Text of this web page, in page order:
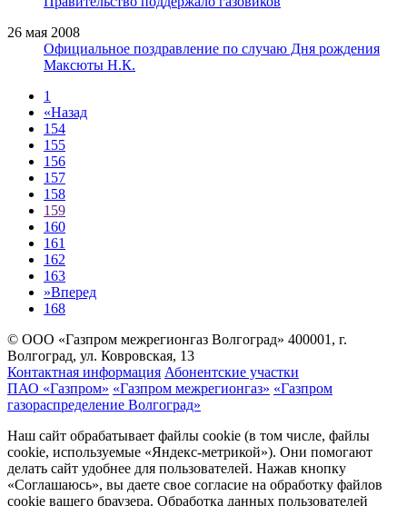
26 мая 2008
Официальное поздравление по случаю Дня рождения
Максюты Н.К.
1
«Назад
154
155
156
157
158
159
160
161
162
163
»Вперед
168
© ООО «Газпром межрегионгаз Волгоград» 400001, г.
Волгоград, ул. Ковровская, 13
Контактная информация Абонентские участки
ПАО «Газпром» «Газпром межрегионгаз» «Газпром
газораспределение Волгоград»
Наш сайт обрабатывает файлы cookie (в том числе, файлы
cookie, используемые «Яндекс-метрикой»). Они помогают
делать сайт удобнее для пользователей. Нажав кнопку
«Соглашаюсь», вы даете свое согласие на обработку файлов
cookie вашего браузера. Обработка данных пользователей